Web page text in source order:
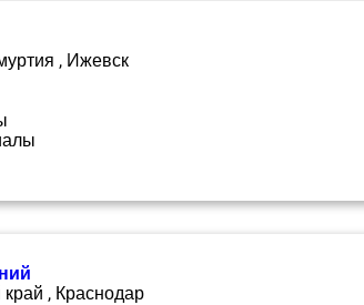
, Ижевск
, Краснодар